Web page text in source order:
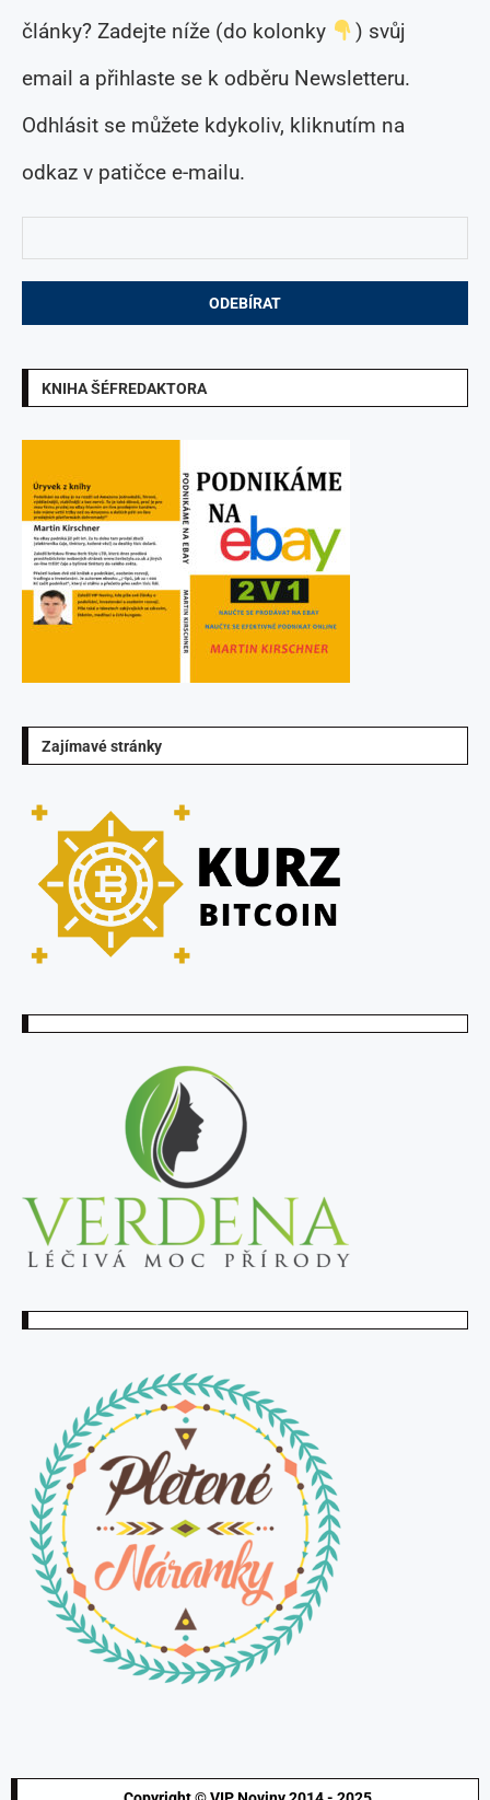
články? Zadejte níže (do kolonky
) svůj
email a přihlaste se k odběru Newsletteru.
Odhlásit se můžete kdykoliv, kliknutím na
odkaz v patičce e-mailu.
KNIHA ŠÉFREDAKTORA
Zajímavé stránky